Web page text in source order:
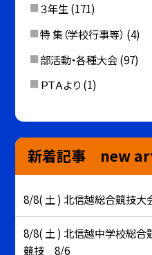
３年生(171)
特 集（学校行事等） (4)
部活動・各種大会(97)
ＰＴＡより (1)
新着記事 new
8/8( 土 ) 北信越総合競技
8/8( 土 ) 北信越中学校総
競技 8/6